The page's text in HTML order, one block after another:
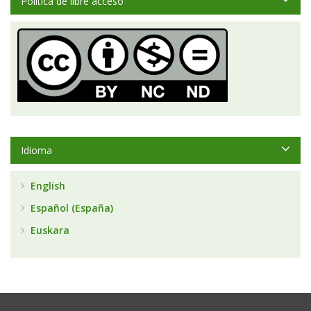
Idioma
English
Español (España)
Euskara